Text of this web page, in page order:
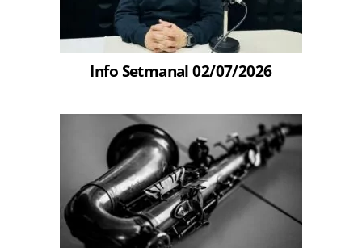
Info Setmanal 02/07/2026